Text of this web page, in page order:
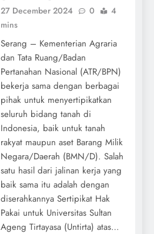
27 December 2024
0
4
mins
Serang – Kementerian Agraria
dan Tata Ruang/Badan
Pertanahan Nasional (ATR/BPN)
bekerja sama dengan berbagai
pihak untuk menyertipikatkan
seluruh bidang tanah di
Indonesia, baik untuk tanah
rakyat maupun aset Barang Milik
Negara/Daerah (BMN/D). Salah
satu hasil dari jalinan kerja yang
baik sama itu adalah dengan
diserahkannya Sertipikat Hak
Pakai untuk Universitas Sultan
Ageng Tirtayasa (Untirta) atas…